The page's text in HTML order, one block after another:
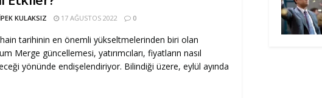
İPEK KULAKSIZ 17 AĞUSTOS 2022 0
tarihinin en önemli yükseltmelerinden biri olan
Merge güncellemesi, yatırımcıları, fiyatların nasıl
yönünde endişelendiriyor. Bilindiği üzere, eylül ayında